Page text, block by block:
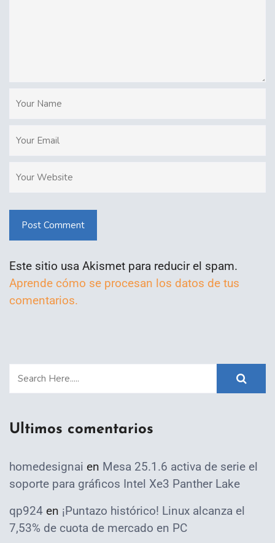
Post Comment
Este sitio usa Akismet para reducir el spam.
Aprende cómo se procesan los datos de tus
comentarios.
Ultimos comentarios
homedesignai en Mesa 25.1.6 activa de serie el
soporte para gráficos Intel Xe3 Panther Lake
qp924 en ¡Puntazo histórico! Linux alcanza el
7,53% de cuota de mercado en PC